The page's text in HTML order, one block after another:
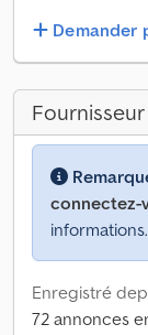
Demander
Fournisseur
connectez-
informations.
Enregistré
72 annonces